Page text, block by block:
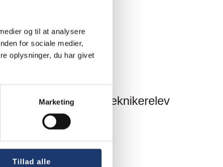
og til at analysere
for sociale medier,
oplysninger, du har givet
Marketing
Tillad alle
AV-Huset søger AV-teknikerelev